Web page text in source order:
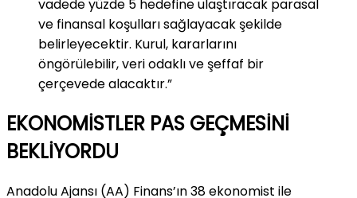
vadede yüzde 5 hedefine ulaştıracak parasal
ve finansal koşulları sağlayacak şekilde
belirleyecektir. Kurul, kararlarını
öngörülebilir, veri odaklı ve şeffaf bir
çerçevede alacaktır.”
EKONOMİSTLER PAS GEÇMESİNİ
BEKLİYORDU
Anadolu Ajansı (AA) Finans’ın 38 ekonomist ile